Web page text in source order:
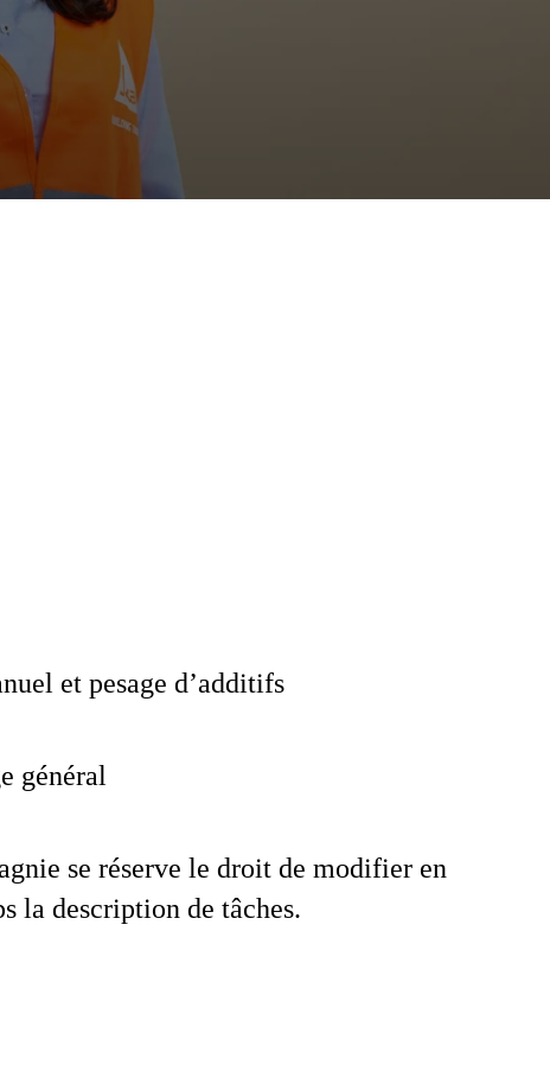
et pesage d’additifs
général
se réserve le droit de modifier en
la description de tâches.